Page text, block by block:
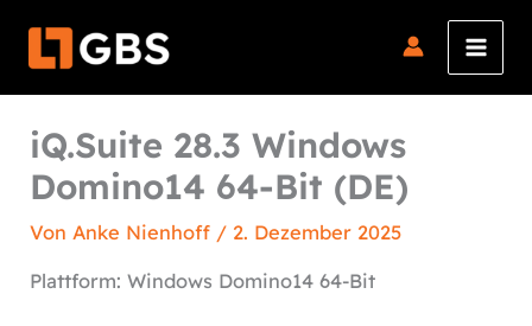
Inhalt
iQ.Suite 28.3 Windows
Domino14 64-Bit (DE)
Von Anke Nienhoff / 2. Dezember 2025
Plattform: Windows Domino14 64-Bit